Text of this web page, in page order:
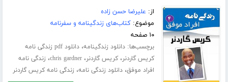
از: علیرضا حسن زاده
موضوع:کتاب‌های زندگینامه و سفرنامه
۱۰ صفحه
برچسب‌ها:دانلود زندگینامه،
دانلود pdf زندگی نامه
کریس گاردنر،کریس گاردنر،chris gardner، زندگی نامه
افراد موفق،دانلود زندگی نامه، زندگی نامه کریس گاردنر